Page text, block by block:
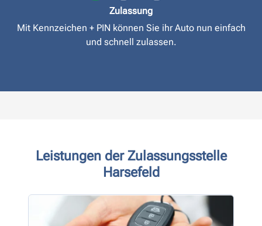
Zulassung
Mit Kennzeichen + PIN können Sie ihr Auto nun einfach
und schnell zulassen.
Leistungen der Zulassungsstelle
Harsefeld